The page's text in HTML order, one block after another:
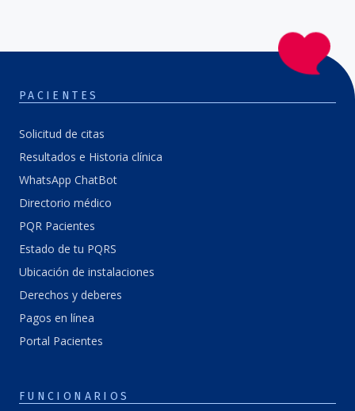
PACIENTES
Solicitud de citas
Resultados e Historia clínica
WhatsApp ChatBot
Directorio médico
PQR Pacientes
Estado de tu PQRS
Ubicación de instalaciones
Derechos y deberes
Pagos en línea
Portal Pacientes
FUNCIONARIOS